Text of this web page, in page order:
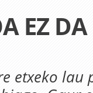
EZ
etxeko lau